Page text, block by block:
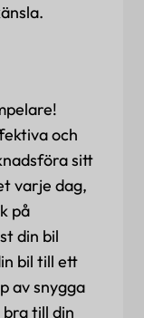
och
sitt
varje dag,
på
din bil
bil till ett
av snygga
till din